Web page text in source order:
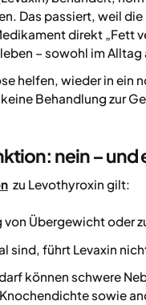
Das passiert, weil
direkt „Fett
– sowohl im Alltag
helfen, wieder in ein
Behandlung zur
nein – und
zu Levothyroxin gilt:
von Übergewicht oder
sind, führt Levaxin
können schwere
sowie